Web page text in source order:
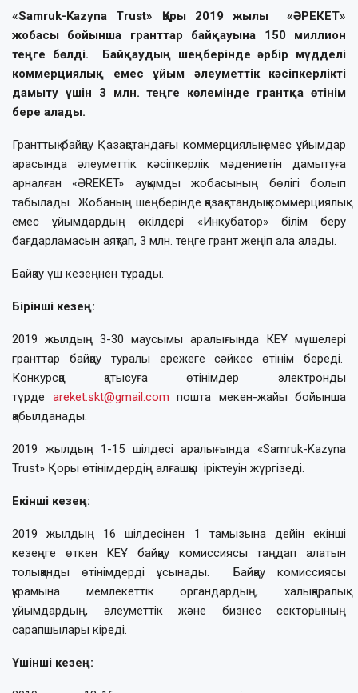
«Samruk-Kazyna Trust» Қоры 2019 жылы «ӘРЕКЕТ»
жобасы бойынша гранттар байқауына 150 миллион
теңге бөлді. Байқаудың шеңберінде әрбір мүдделі
коммерциялық емес ұйым әлеуметтік кәсіпкерлікті
дамыту үшін 3 млн. теңге көлемінде грантқа өтінім
бере алады.
Гранттық байқау Қазақстандағы коммерциялық емес ұйымдар
арасында әлеуметтік кәсіпкерлік мәдениетін дамытуға
арналған «ӘREKET» ауқымды жобасының бөлігі болып
табылады. Жобаның шеңберінде қазақстандық коммерциялық
емес ұйымдардың өкілдері «Инкубатор» білім беру
бағдарламасын аяқтап, 3 млн. теңге грант жеңіп ала алады.
Байқау үш кезеңнен тұрады.
Бірінші кезең:
2019 жылдың 3-30 маусымы аралығында КЕҰ мүшелері
гранттар байқау туралы ережеге сәйкес өтінім береді.
Конкурсқа қатысуға өтінімдер электронды
түрде areket.skt@gmail.com пошта мекен-жайы бойынша
қабылданады.
2019 жылдың 1-15 шілдесі аралығында «Samruk-Kazyna
Trust» Қоры өтінімдердің алғашқы іріктеуін жүргізеді.
Екінші кезең:
2019 жылдың 16 шілдесінен 1 тамызына дейін екінші
кезеңге өткен КЕҰ байқау комиссиясы таңдап алатын
толыққанды өтінімдерді ұсынады. Байқау комиссиясы
құрамына мемлекеттік органдардың, халықаралық
ұйымдардың, әлеуметтік және бизнес секторының
сарапшылары кіреді.
Үшінші кезең: